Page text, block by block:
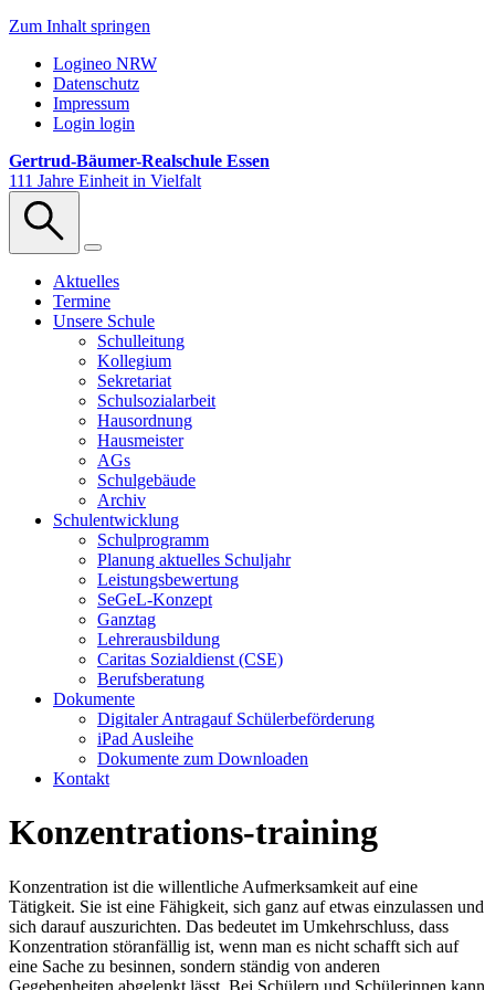
Zum Inhalt springen
Logineo NRW
Datenschutz
Impressum
Login login
Gertrud-Bäumer-Realschule Essen
111 Jahre Einheit in Vielfalt
Aktuelles
Termine
Unsere Schule
Schulleitung
Kollegium
Sekretariat
Schulsozialarbeit
Hausordnung
Hausmeister
AGs
Schulgebäude
Archiv
Schulentwicklung
Schulprogramm
Planung aktuelles Schuljahr
Leistungsbewertung
SeGeL-Konzept
Ganztag
Lehrerausbildung
Caritas Sozialdienst (CSE)
Berufsberatung
Dokumente
Digitaler Antragauf Schülerbeförderung
iPad Ausleihe
Dokumente zum Downloaden
Kontakt
Konzentrations-training
Konzentration ist die willentliche Aufmerksamkeit auf eine
Tätigkeit. Sie ist eine Fähigkeit, sich ganz auf etwas einzulassen und
sich darauf auszurichten. Das bedeutet im Umkehrschluss, dass
Konzentration störanfällig ist, wenn man es nicht schafft sich auf
eine Sache zu besinnen, sondern ständig von anderen
Gegebenheiten abgelenkt lässt. Bei Schülern und Schülerinnen kann